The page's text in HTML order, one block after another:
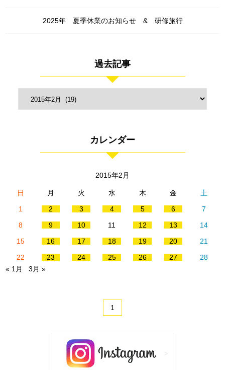
2025年 夏季休業のお知らせ & 研修旅行
過去記事
カレンダー
2015年2月
日 月 火 水 木 金
土
1
2 3 4 5 6
7
8
9 10 11 12 13
14
15
16 17 18 19 20
21
22
23 24 25 26 27
28
« 1月
3月 »
1